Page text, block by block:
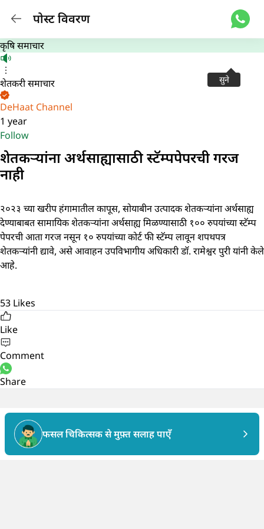
पोस्ट विवरण
सुने
कृषि समाचार
शेतकरी समाचार
DeHaat Channel
1 year
Follow
शेतकऱ्यांना अर्थसाह्यासाठी स्टॅम्पपेपरची गरज
नाही
२०२३ च्या खरीप हंगामातील कापूस, सोयाबीन उत्पादक शेतकऱ्यांना अर्थसाह्य
देण्याबाबत सामायिक शेतकऱ्यांना अर्थसाह्य मिळण्यासाठी १०० रुपयांच्या स्टॅम्प
पेपरची आता गरज नसून १० रुपयांच्या कोर्ट फी स्टॅम्प लावून शपथपत्र
शेतकऱ्यांनी द्यावे, असे आवाहन उपविभागीय अधिकारी डॉ. रामेश्वर पुरी यांनी केले
आहे.
53 Likes
Like
Comment
Share
फसल चिकित्सक से मुफ़्त सलाह पाएँ